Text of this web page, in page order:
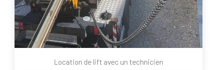
Location de lift avec un technicien